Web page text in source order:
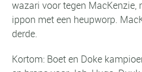
wazari voor tegen MacKenzie,
ippon met een heupworp.
derde.
Kortom: Boet en Doke